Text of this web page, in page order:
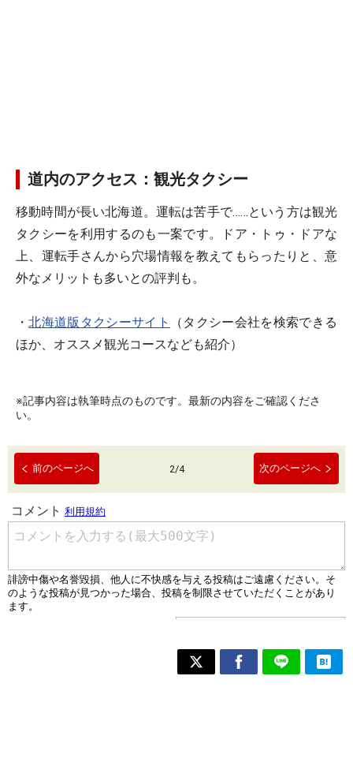
道内のアクセス：観光タクシー
移動時間が長い北海道。運転は苦手で……という方は観光
タクシーを利用するのも一案です。ドア・トゥ・ドアな
上、運転手さんから穴場情報を教えてもらったりと、意
外なメリットも多いとの評判も。
・北海道版タクシーサイト
（タクシー会社を検索できる
ほか、オススメ観光コースなども紹介）
※記事内容は執筆時点のものです。最新の内容をご確認くださ
い。
前のページへ 2/4 次のページへ